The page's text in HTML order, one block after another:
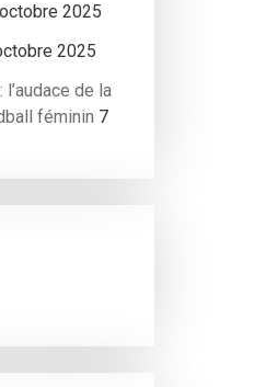
2025
2025
l’audace de la
féminin 7